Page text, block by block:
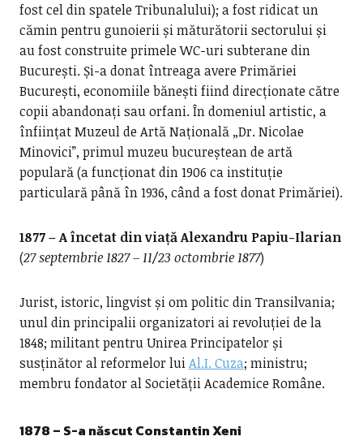
fost cel din spatele Tribunalului); a fost ridicat un
cămin pentru gunoierii și măturătorii sectorului și
au fost construite primele WC-uri subterane din
București. Și-a donat întreaga avere Primăriei
București, economiile bănești fiind direcționate către
copii abandonați sau orfani. În domeniul artistic, a
înființat Muzeul de Artă Națională „Dr. Nicolae
Minovici”, primul muzeu bucureștean de artă
populară (a funcționat din 1906 ca instituție
particulară până în 1936, când a fost donat Primăriei).
1877 – A încetat din viață Alexandru Papiu-Ilarian
(27 septembrie 1827 – 11/23 octombrie 1877)
Jurist, istoric, lingvist și om politic din Transilvania;
unul din principalii organizatori ai revoluției de la
1848; militant pentru Unirea Principatelor și
susținător al reformelor luiAl.I. Cuza; ministru;
membru fondator al Societății Academice Române.
1878 – S-a născut Constantin Xeni